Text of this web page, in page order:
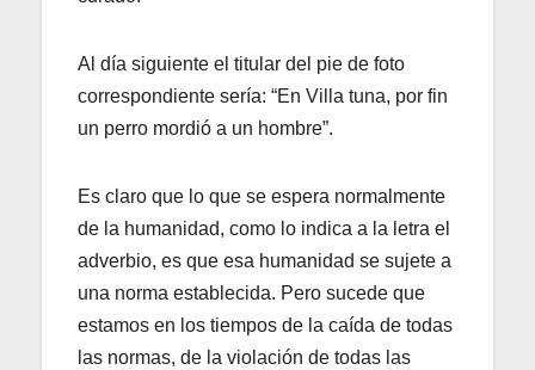
Al día siguiente el titular del pie de foto
correspondiente sería: “En Villa tuna, por fin
un perro mordió a un hombre”.
Es claro que lo que se espera normalmente
de la humanidad, como lo indica a la letra el
adverbio, es que esa humanidad se sujete a
una norma establecida. Pero sucede que
estamos en los tiempos de la caída de todas
las normas, de la violación de todas las